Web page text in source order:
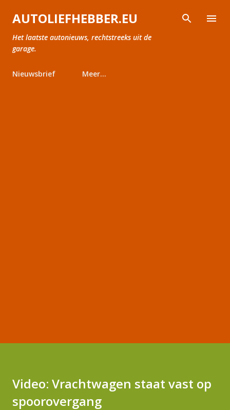
Doorgaan naar hoofdcontent
AUTOLIEFHEBBER.EU
Het laatste autonieuws, rechtstreeks uit de
garage.
Nieuwsbrief Meer…
Video: Vrachtwagen staat vast op
spoorovergang